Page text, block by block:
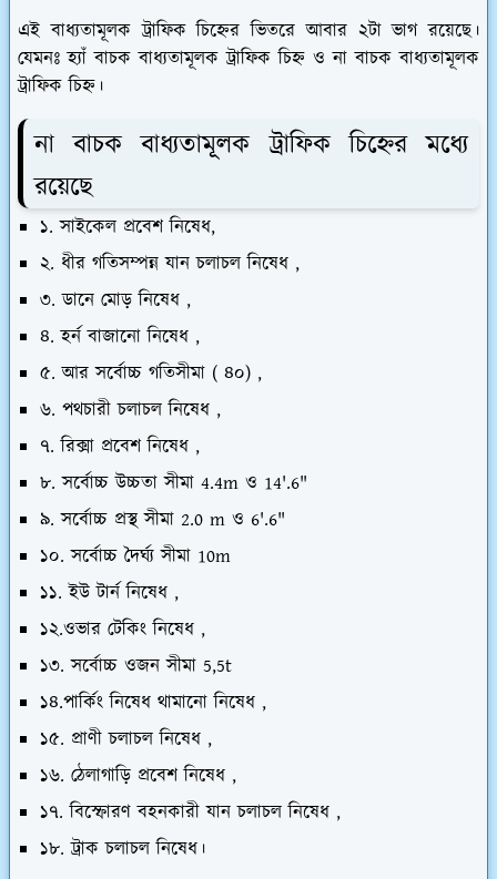
এই বাধ্যতামূলক ট্রাফিক চিহ্নের ভিতরে আবার ২টা ভাগ রয়েছে।
যেমনঃ হ্যাঁ বাচক বাধ্যতামূলক ট্রাফিক চিহ্ন ও না বাচক বাধ্যতামূলক
ট্রাফিক চিহ্ন।
না বাচক বাধ্যতামূলক ট্রাফিক চিহ্নের মধ্যে
রয়েছে
১. সাইকেল প্রবেশ নিষেধ,
২. ধীর গতিসম্পন্ন যান চলাচল নিষেধ ,
৩. ডানে মোড় নিষেধ ,
৪. হর্ন বাজানো নিষেধ ,
৫. আর সর্বোচ্চ গতিসীমা ( ৪০) ,
৬. পথচারী চলাচল নিষেধ ,
৭. রিক্সা প্রবেশ নিষেধ ,
৮. সর্বোচ্চ উচ্চতা সীমা 4.4m ও 14'.6"
৯. সর্বোচ্চ প্রস্থ সীমা 2.0 m ও 6'.6"
১০. সর্বোচ্চ দৈর্ঘ্য সীমা 10m
১১. ইউ টার্ন নিষেধ ,
১২.ওভার টেকিং নিষেধ ,
১৩. সর্বোচ্চ ওজন সীমা 5,5t
১৪.পার্কিং নিষেধ থামানো নিষেধ ,
১৫. প্রাণী চলাচল নিষেধ ,
১৬. ঠেলাগাড়ি প্রবেশ নিষেধ ,
১৭. বিস্ফোরণ বহনকারী যান চলাচল নিষেধ ,
১৮. ট্রাক চলাচল নিষেধ।